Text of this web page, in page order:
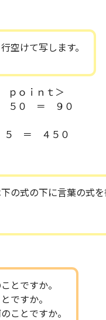
空けて写します。
ｐｏｉｎｔ＞
０ ＝ ９０
＝ ４５０
の式の下に言葉の式を
とですか。
ですか。
ことですか。